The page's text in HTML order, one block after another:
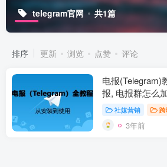
telegram官网 共1篇
排序 更新 浏览 点赞 评论
电报(Telegram)
报, 电报群怎么
社媒营销
3年前